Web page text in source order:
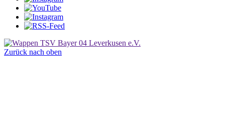
Zurück nach oben